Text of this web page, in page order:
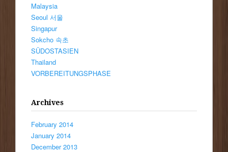
Malaysia
Seoul 서울
Singapur
Sokcho 속초
SÜDOSTASIEN
Thailand
VORBEREITUNGSPHASE
Archives
February 2014
January 2014
December 2013